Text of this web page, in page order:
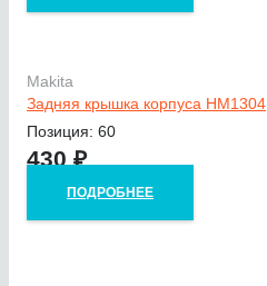
Makita
Задняя крышка корпуса HM1304
Позиция: 60
430₽
ПОДРОБНЕЕ